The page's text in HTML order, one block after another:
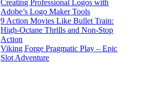
Creating Professional Logos with
Adobe’s Logo Maker Tools
9 Action Movies Like Bullet Train:
High-Octane Thrills and Non-Stop
Action
Viking Forge Pragmatic Play – Epic
Slot Adventure